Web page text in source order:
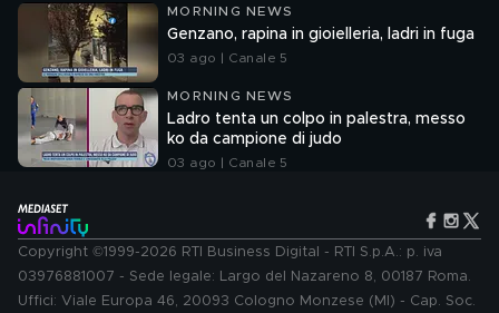
MORNING NEWS
Genzano, rapina in gioielleria, ladri in fuga
03 ago | Canale 5
MORNING NEWS
Ladro tenta un colpo in palestra, messo
ko da campione di judo
03 ago | Canale 5
Copyright ©1999-2026 RTI Business Digital - RTI S.p.A.: p. iva
03976881007 - Sede legale: Largo del Nazareno 8, 00187 Roma.
Uffici: Viale Europa 46, 20093 Cologno Monzese (MI) - Cap. Soc.